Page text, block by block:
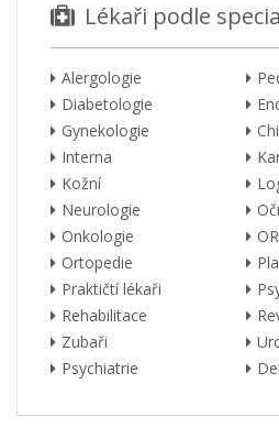
Lékaři podle
Alergologie
Diabetologie
Gynekologie
Interna
Kožní
Neurologie
Onkologie
Ortopedie
Praktičtí lékaři
Rehabilitace
Zubaři
Psychiatrie